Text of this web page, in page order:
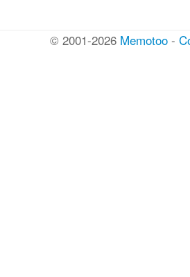
© 2001-2026 Memotoo -